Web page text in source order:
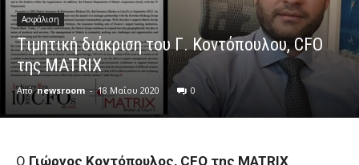
Ασφάλιση
Tιμητική διάκριση του Γ. Κοντόπουλου, CFO
της MATRIX
Από newsroom - 18 Μαΐου 2020 0
Ο Γιώργος Κοντόπουλος, CFO της MATRIX